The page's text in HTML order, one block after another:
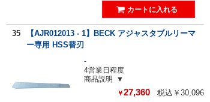
35
【AJR012013 - 1】BECK アジャスタブルリーマ
ー専用 HSS替刃
-
4営業日程度
商品説明
￥27,360 税込￥30,096